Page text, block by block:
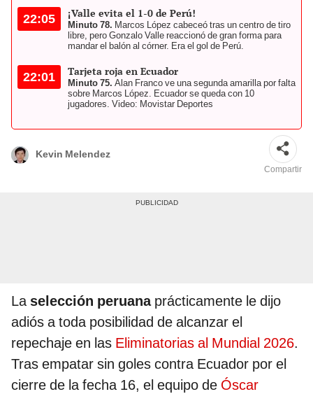
22:05 ¡Valle evita el 1-0 de Perú!
Minuto 78. Marcos López cabeceó tras un centro de tiro
libre, pero Gonzalo Valle reaccionó de gran forma para
mandar el balón al córner. Era el gol de Perú.
22:01 Tarjeta roja en Ecuador
Minuto 75. Alan Franco ve una segunda amarilla por falta
sobre Marcos López. Ecuador se queda con 10
jugadores. Video: Movistar Deportes
Kevin Melendez
Compartir
La selección peruanaprácticamente le dijo
adiós a toda posibilidad de alcanzar el
repechaje en las Eliminatorias al Mundial 2026.
Tras empatar sin goles contra Ecuador por el
cierre de la fecha 16, el equipo de Óscar